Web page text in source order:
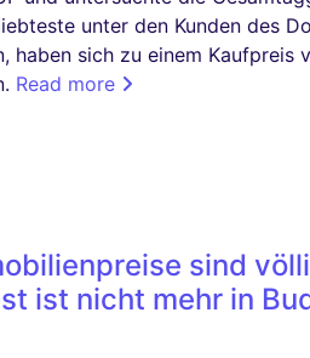
unter den Kunden des
haben sich zu einem Kaufpreis
Read more
sind
ist nicht mehr in